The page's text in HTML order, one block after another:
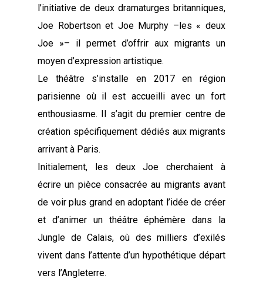
l’initiative de deux dramaturges britanniques,
Joe Robertson et Joe Murphy –les « deux
Joe »– il permet d’offrir aux migrants un
moyen d’expression artistique.
Le théâtre s’installe en 2017 en région
parisienne où il est accueilli avec un fort
enthousiasme. Il s’agit du premier centre de
création spécifiquement dédiés aux migrants
arrivant à Paris.
Initialement, les deux Joe cherchaient à
écrire un pièce consacrée au migrants avant
de voir plus grand en adoptant l’idée de créer
et d’animer un théâtre éphémère dans la
Jungle de Calais, où des milliers d’exilés
vivent dans l’attente d’un hypothétique départ
vers l’Angleterre.